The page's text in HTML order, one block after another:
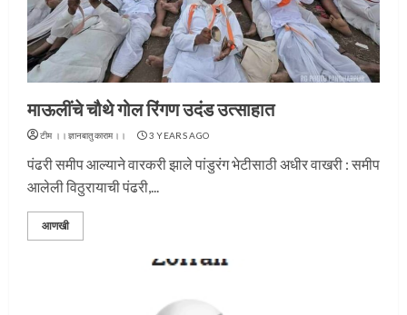
माऊलींचे चौथे गोल रिंगण उदंड उत्साहात
टीम ।।ज्ञानबातुकाराम।। 3 YEARS AGO
पंढरी समीप आल्याने वारकरी झाले पांडुरंग भेटीसाठी अधीर वाखरी : समीप
आलेली विठुरायाची पंढरी,...
आणखी